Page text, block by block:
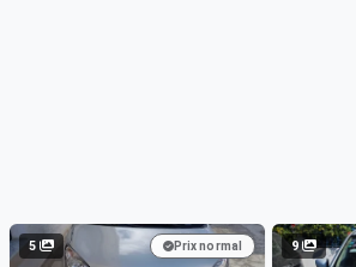
5 Prix normal 9